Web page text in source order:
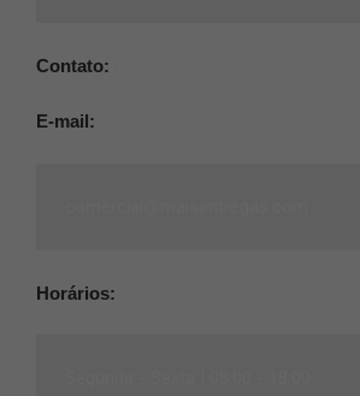
Contato:
E-mail:
Horários: